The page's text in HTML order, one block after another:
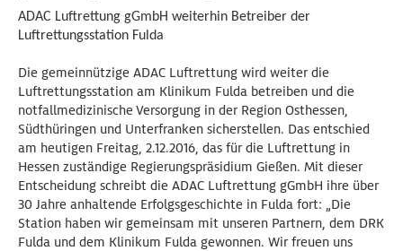
ADAC Luftrettung gGmbH weiterhin Betreiber der
Luftrettungsstation Fulda
Die gemeinnützige ADAC Luftrettung wird weiter die
Luftrettungsstation am Klinikum Fulda betreiben und die
notfallmedizinische Versorgung in der Region Osthessen,
Südthüringen und Unterfranken sicherstellen. Das entschied
am heutigen Freitag, 2.12.2016, das für die Luftrettung in
Hessen zuständige Regierungspräsidium Gießen. Mit dieser
Entscheidung schreibt die ADAC Luftrettung gGmbH ihre über
30 Jahre anhaltende Erfolgsgeschichte in Fulda fort: „Die
Station haben wir gemeinsam mit unseren Partnern, dem DRK
Fulda und dem Klinikum Fulda gewonnen. Wir freuen uns